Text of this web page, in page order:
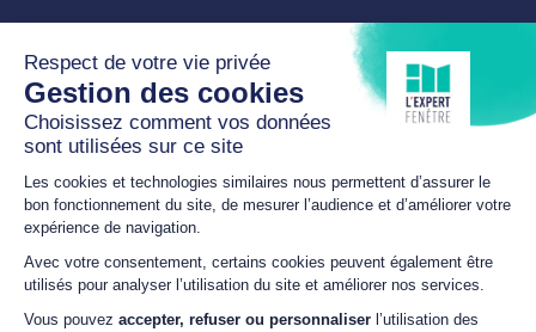
Doubs
31 rue des Tilleuls
25450 DAMPRICHARD
cuenot.contact@yahoo.com
HORAIRES